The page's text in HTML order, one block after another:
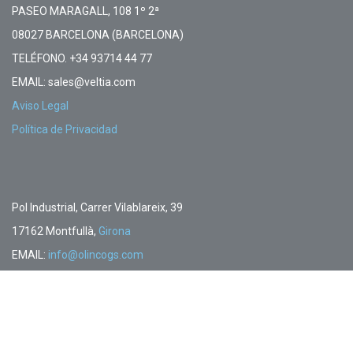
PASEO MARAGALL, 108 1º 2ª
08027 BARCELONA (BARCELONA)
TELÉFONO. +34 93714 44 77
EMAIL: sales@veltia.com
Aviso Legal
Política de Privacidad
Pol Industrial, Carrer Vilablareix, 39
17162 Montfullà, Girona
EMAIL: info@olincogs.com